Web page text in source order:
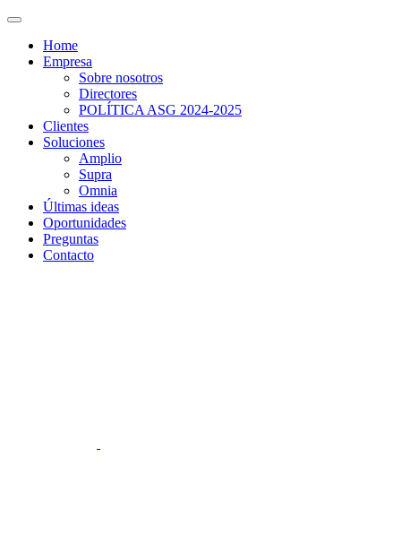
Home
Empresa
Sobre nosotros
Directores
POLÍTICA ASG 2024-2025
Clientes
Soluciones
Amplio
Supra
Omnia
Últimas ideas
Oportunidades
Preguntas
Contacto